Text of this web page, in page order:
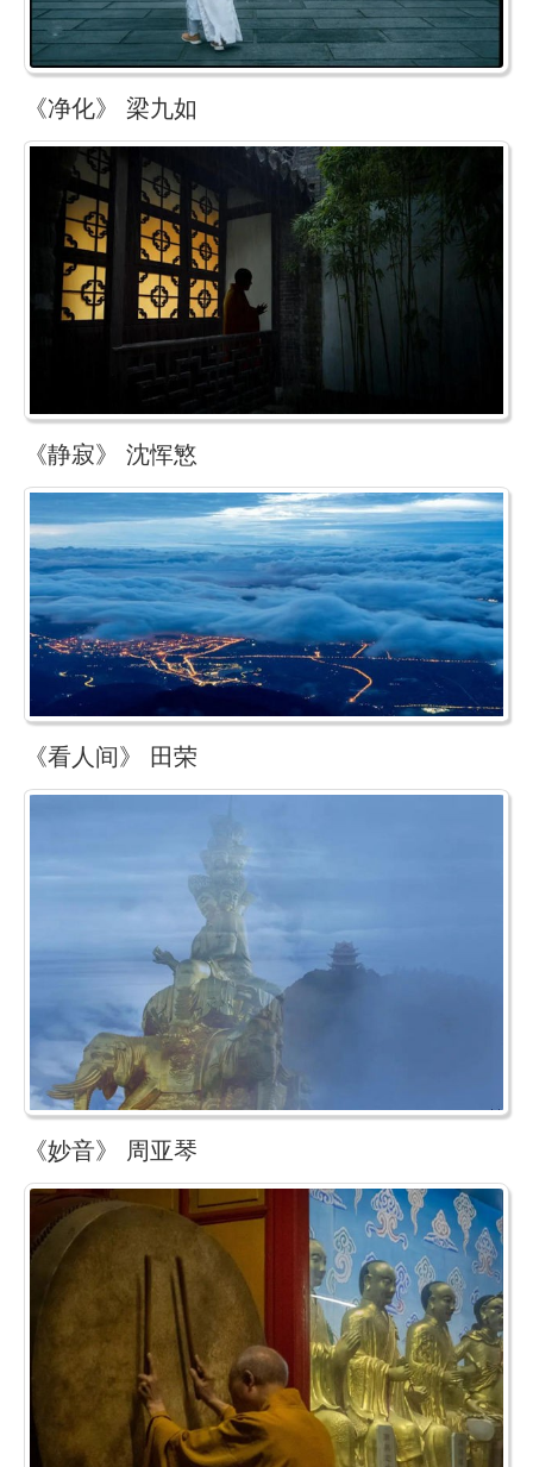
《净化》 梁九如
《静寂》 沈恽慜
《看人间》 田荣
《妙音》 周亚琴